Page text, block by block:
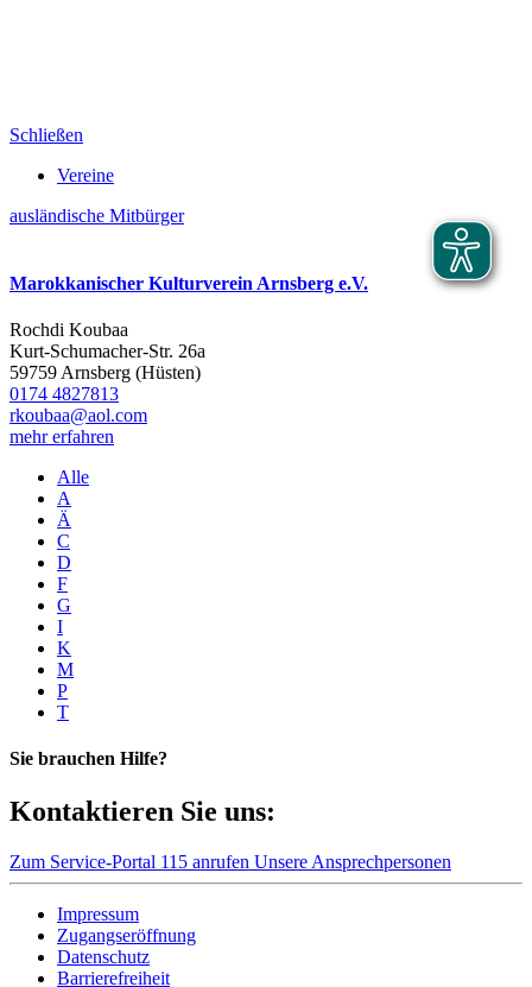
Schließen
Vereine
ausländische Mitbürger
Marokkanischer Kulturverein Arnsberg e.V.
Rochdi Koubaa
Kurt-Schumacher-Str. 26a
59759 Arnsberg (Hüsten)
0174 4827813
rkoubaa@aol.com
mehr erfahren
Alle
A
Ä
C
D
F
G
I
K
M
P
T
Sie brauchen Hilfe?
Kontaktieren Sie uns:
Zum Service-Portal 115 anrufen Unsere Ansprechpersonen
Impressum
Zugangseröffnung
Datenschutz
Barrierefreiheit